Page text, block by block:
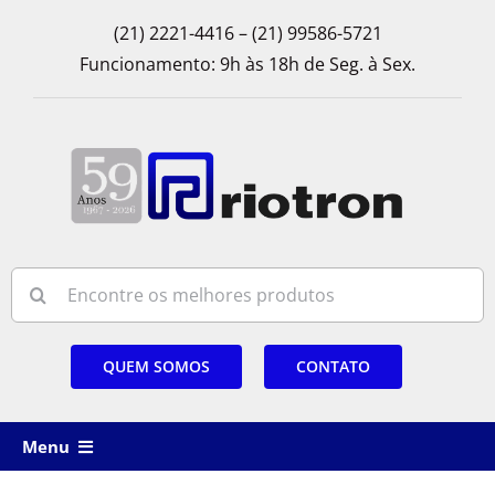
(21) 2221-4416 – (21) 99586-5721
Funcionamento: 9h às 18h de Seg. à Sex.
for:
QUEM SOMOS CONTATO
Menu